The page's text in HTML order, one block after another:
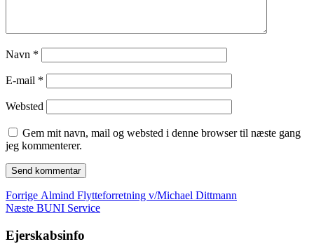
Navn *
E-mail *
Websted
Gem mit navn, mail og websted i denne browser til næste gang
jeg kommenterer.
Indlægsnavigation
Forrige Forrige
indlæg:
Almind Flytteforretning v/Michael Dittmann
Næste Næste
BUNI Service
Ejerskabsinfo